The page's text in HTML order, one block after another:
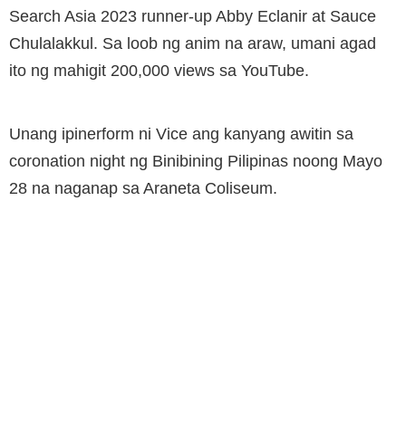
Search Asia 2023 runner-up Abby Eclanir at Sauce
Chulalakkul. Sa loob ng anim na araw, umani agad
ito ng mahigit 200,000 views sa YouTube.
Unang ipinerform ni Vice ang kanyang awitin sa
coronation night ng Binibining Pilipinas noong Mayo
28 na naganap sa Araneta Coliseum.